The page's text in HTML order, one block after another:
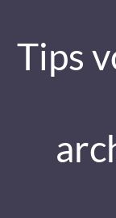
Tips